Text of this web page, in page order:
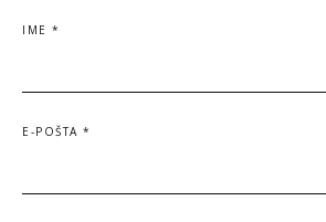
IME *
E-POŠTA *